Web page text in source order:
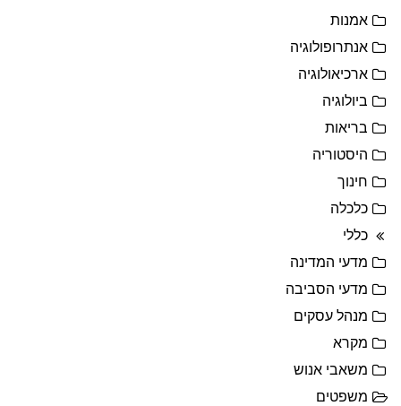
אמנות
אנתרופולוגיה
ארכיאולוגיה
ביולוגיה
בריאות
היסטוריה
חינוך
כלכלה
כללי
מדעי המדינה
מדעי הסביבה
מנהל עסקים
מקרא
משאבי אנוש
משפטים